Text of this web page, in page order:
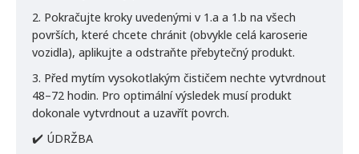
2. Pokračujte kroky uvedenými v 1.a a 1.b na všech
površích, které chcete chránit (obvykle celá karoserie
vozidla), aplikujte a odstraňte přebytečný produkt.
3. Před mytím vysokotlakým čističem nechte vytvrdnout
48–72 hodin. Pro optimální výsledek musí produkt
dokonale vytvrdnout a uzavřít povrch.
✔️ ÚDRŽBA